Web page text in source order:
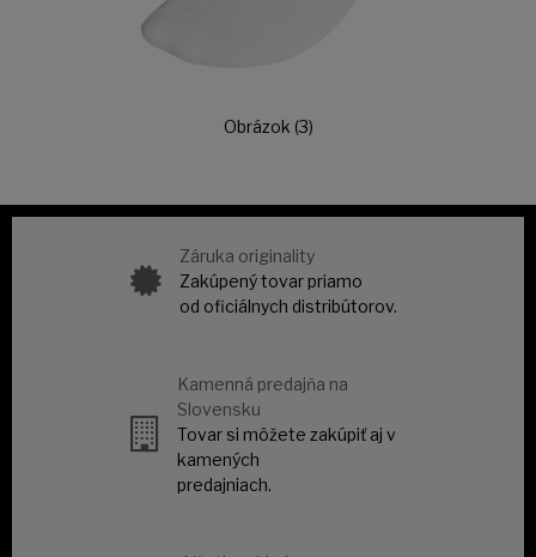
Obrázok (3)
Záruka originality
Zakúpený tovar priamo
od oficiálnych distribútorov.
Kamenná predajňa na
Slovensku
Tovar si môžete zakúpiť aj v
kamených
predajniach.